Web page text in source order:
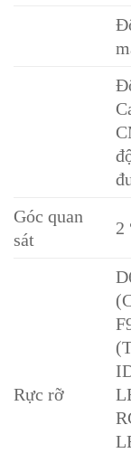
Góc quan
sát
2
Rực rỡ